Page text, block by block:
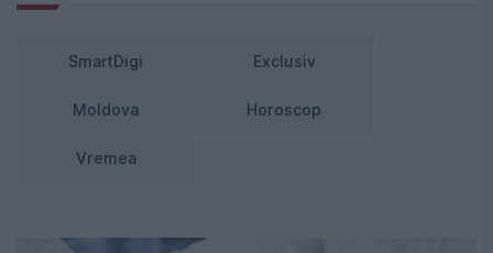
SmartDigi Exclusiv
Moldova Horoscop
Vremea